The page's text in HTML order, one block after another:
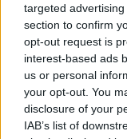
targeted
section to confirm
opt-out request is
interest-based ads
us or personal
your opt-out. You
disclosure of your
IAB’s list of
Инесе
картину… Я
похороны
Армандс
думаете,